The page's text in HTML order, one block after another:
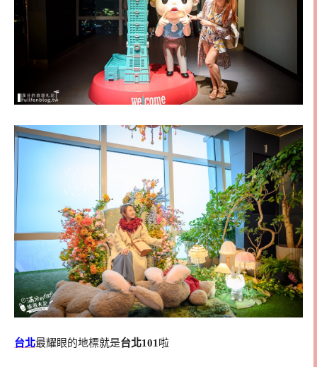
台北最耀眼的地標就是台北101 啦